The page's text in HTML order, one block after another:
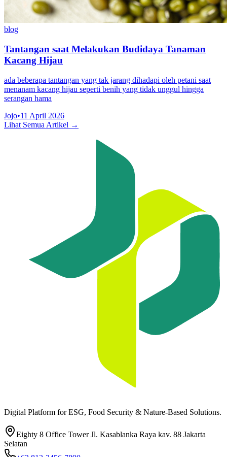
blog
Tantangan saat Melakukan Budidaya Tanaman
Kacang Hijau
ada beberapa tantangan yang tak jarang dihadapi oleh petani saat
menanam kacang hijau seperti benih yang tidak unggul hingga
serangan hama
Jojo•11 April 2026
Lihat Semua Artikel →
Digital Platform for ESG, Food Security & Nature-Based Solutions.
Eighty 8 Office Tower Jl. Kasablanka Raya kav. 88 Jakarta
Selatan